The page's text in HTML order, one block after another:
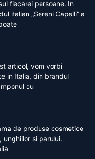
fiecarei persoane. In
italian „Sereni Capelli” a
articol, vom vorbi
in Italia, din brandul
cu
de produse cosmetice
unghiilor si parului.